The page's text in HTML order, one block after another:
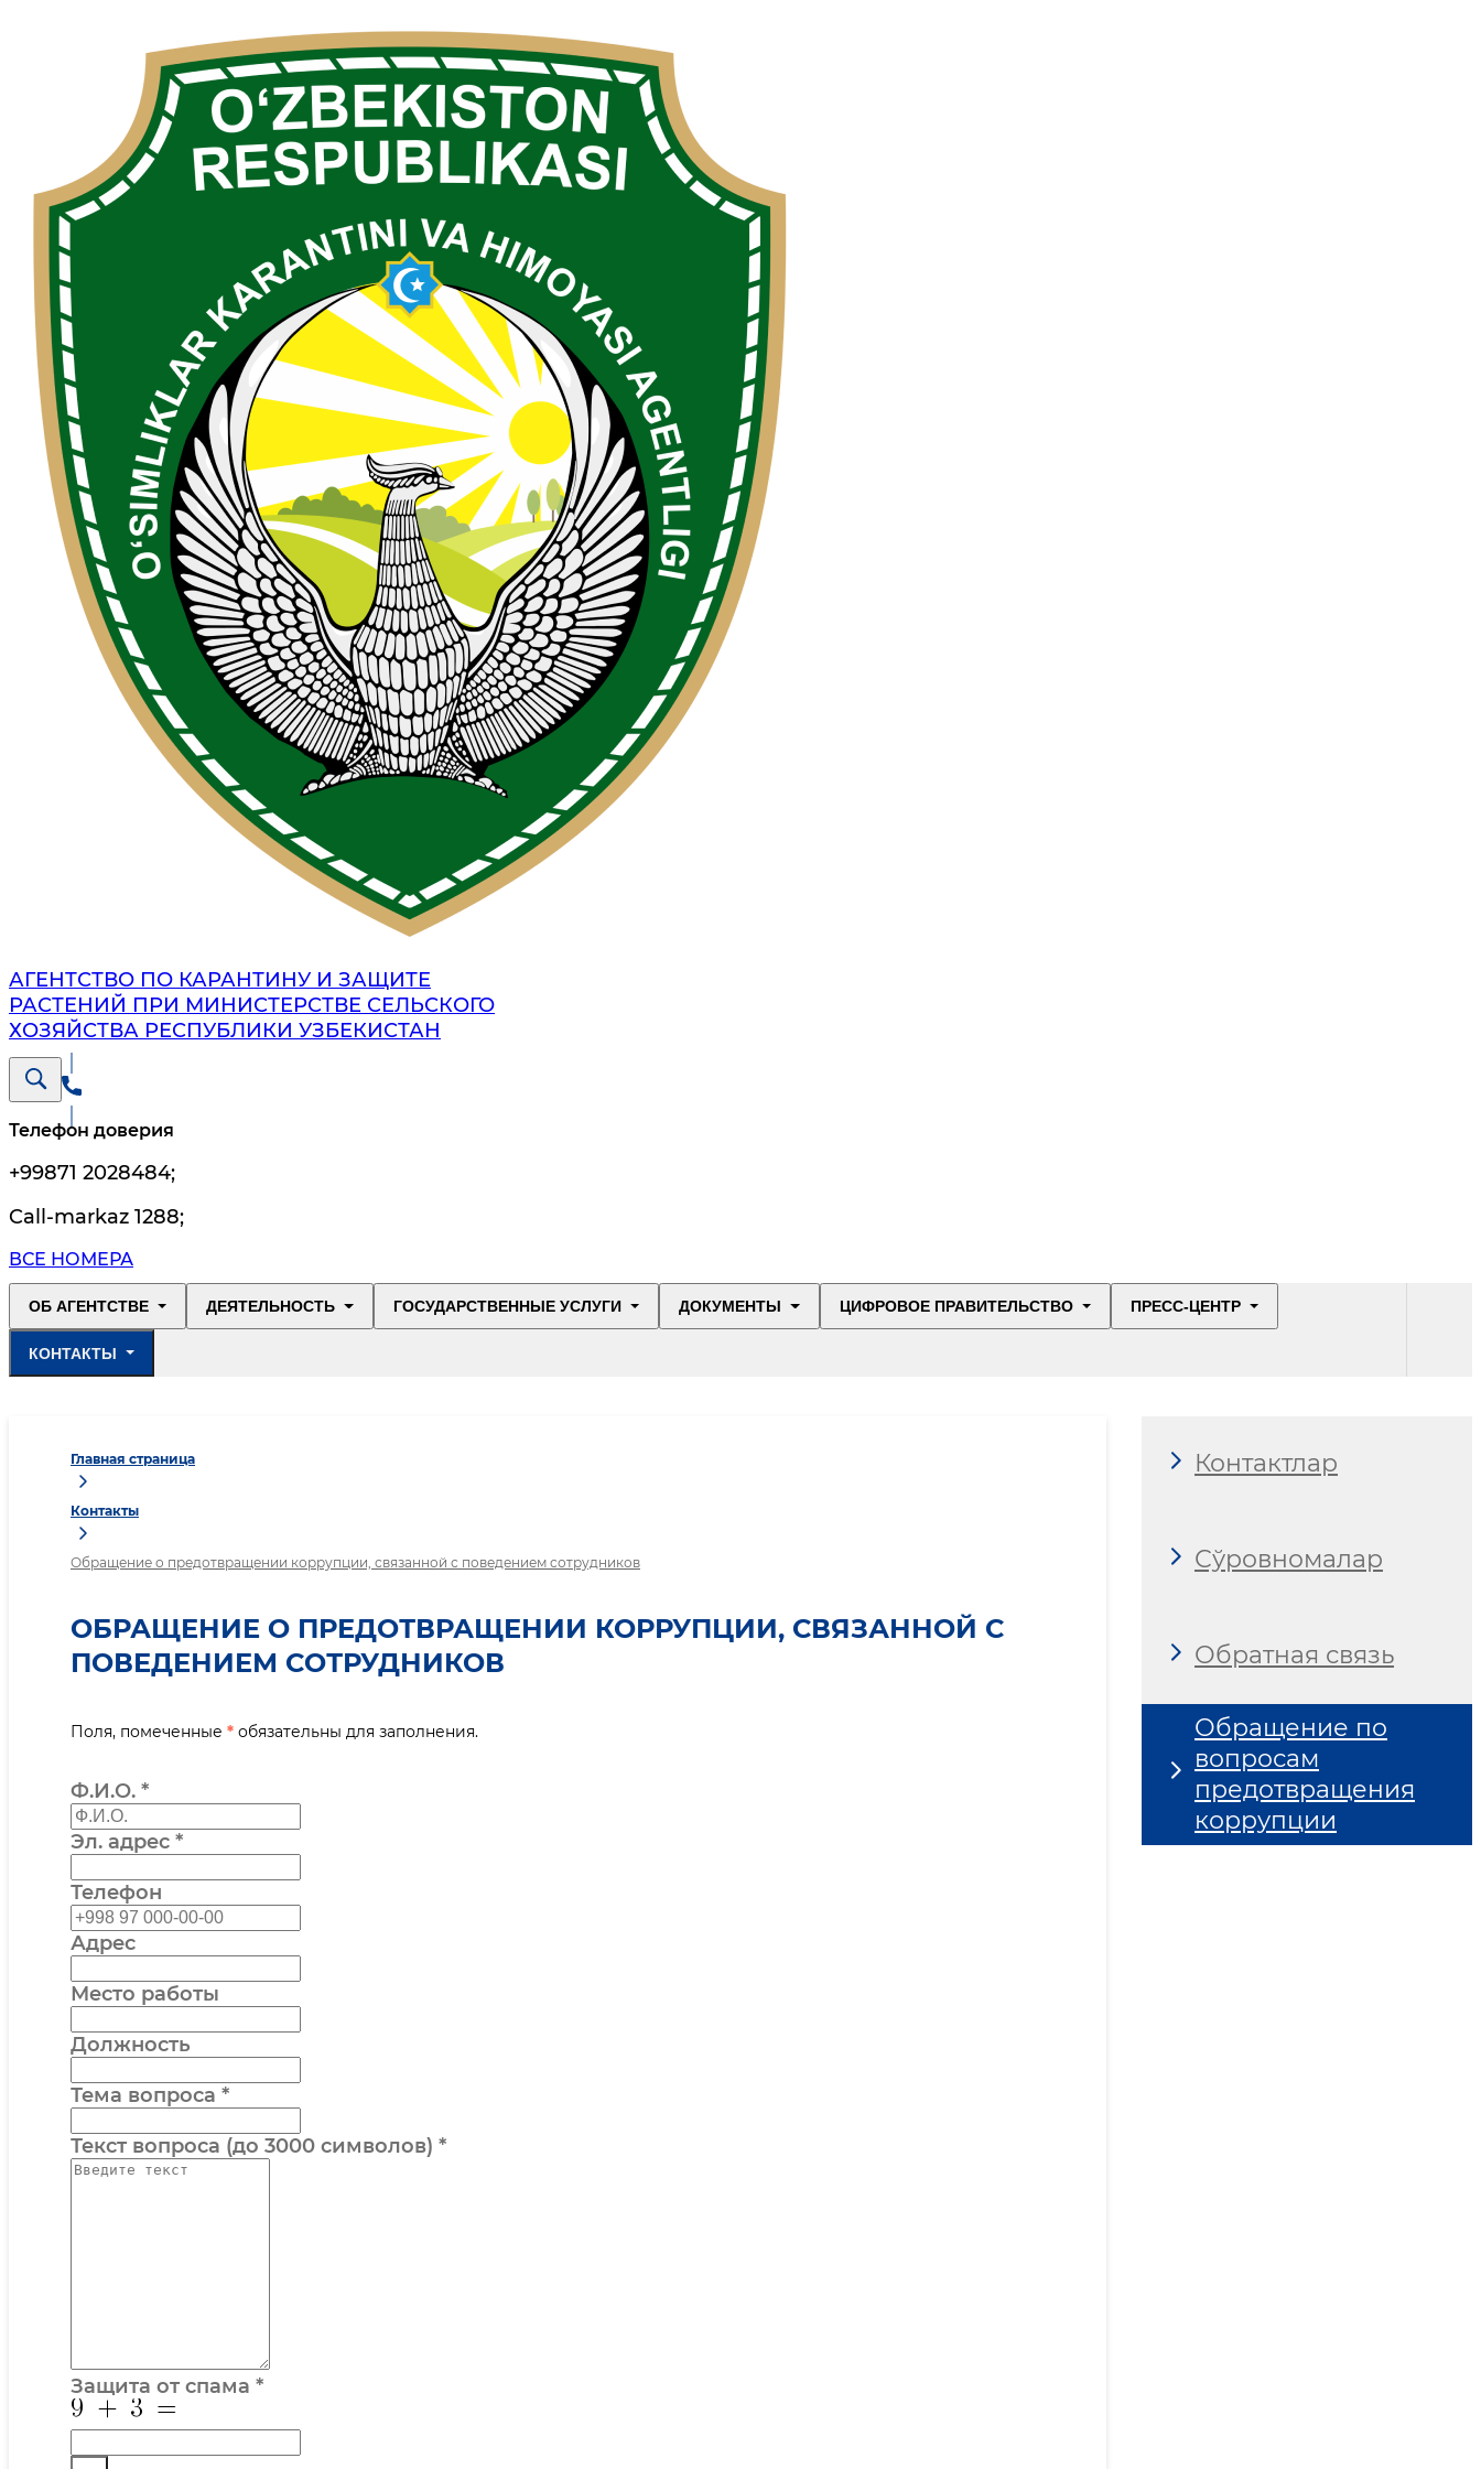
АГЕНТСТВО ПО КАРАНТИНУ И ЗАЩИТЕ
РАСТЕНИЙ ПРИ МИНИСТЕРСТВЕ СЕЛЬСКОГО
ХОЗЯЙСТВА РЕСПУБЛИКИ УЗБЕКИСТАН
Телефон доверия
+99871 2028484;
Call-markaz 1288;
ВСЕ НОМЕРА
ОБ АГЕНТСТВЕ ДЕЯТЕЛЬНОСТЬ ГОСУДАРСТВЕННЫЕ УСЛУГИ ДОКУМЕНТЫ ЦИФРОВОЕ ПРАВИТЕЛЬСТВО ПРЕСС-ЦЕНТР
КОНТАКТЫ
Главная страница
Контакты
Обращение о предотвращении коррупции, связанной с поведением сотрудников
ОБРАЩЕНИЕ О ПРЕДОТВРАЩЕНИИ КОРРУПЦИИ, СВЯЗАННОЙ С
ПОВЕДЕНИЕМ СОТРУДНИКОВ
Поля, помеченные * обязательны для заполнения.
Ф.И.О. *
Эл. адрес *
Телефон
Адрес
Место работы
Должность
Тема вопроса *
Текст вопроса (до 3000 символов) *
Защита от спама *
Контактлар
Сўровномалар
Обратная связь
Обращение по
вопросам
предотвращения
коррупции